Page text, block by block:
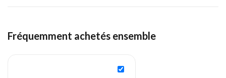
Fréquemment achetés ensemble